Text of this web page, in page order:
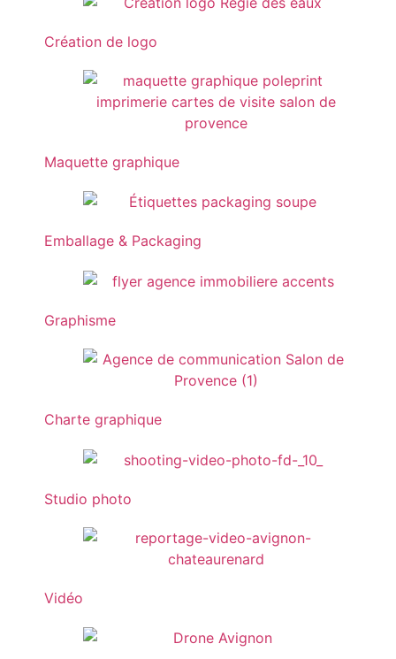
Création de logo
Maquette graphique
Emballage & Packaging
Graphisme
Charte graphique
Studio photo
Vidéo